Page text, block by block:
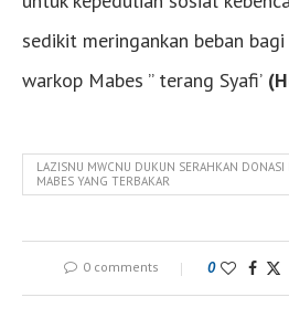
sedikit meringankan beban
warkop Mabes ” terang Syafi’
LAZISNU MWCNU DUKUN SERAHKAN DONASI
MABES YANG TERBAKAR
0 comments 0